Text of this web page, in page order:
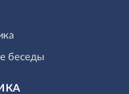
беседы